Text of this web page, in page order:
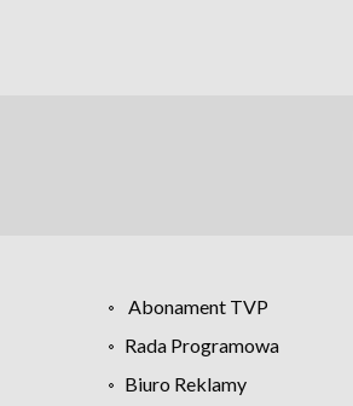
Abonament TVP
Rada Programowa
Biuro Reklamy